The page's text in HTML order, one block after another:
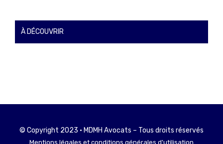
À DÉCOUVRIR
© Copyright 2023 • MDMH Avocats – Tous droits réservés
Mentions légales et conditions générales d'utilisation